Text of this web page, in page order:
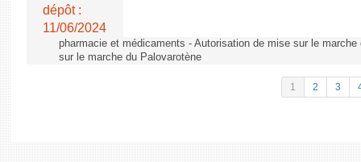
dépôt :
11/06/2024
pharmacie et médicaments - Autorisation de mise sur le
sur le marche du Palovarotène
1 2 3